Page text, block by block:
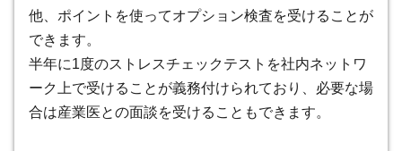
他、ポイントを使ってオプション検査を受けることが
できます。
半年に1度のストレスチェックテストを社内ネットワ
ーク上で受けることが義務付けられており、必要な場
合は産業医との面談を受けることもできます。